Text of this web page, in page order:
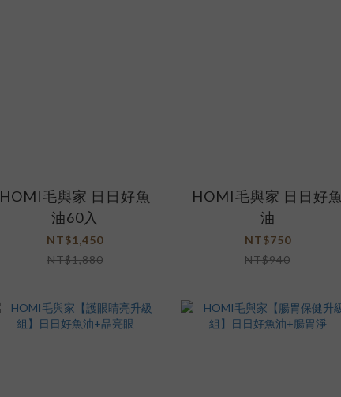
HOMI毛與家 日日好魚
油60入
NT$1,450
NT$1,880
HOMI毛與家 日日好魚
油
NT$750
NT$940